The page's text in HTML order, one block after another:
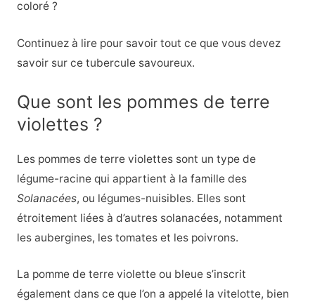
coloré ?
Continuez à lire pour savoir tout ce que vous devez
savoir sur ce tubercule savoureux.
Que sont les pommes de terre
violettes ?
Les pommes de terre violettes sont un type de
légume-racine qui appartient à la famille des
Solanacées, ou légumes-nuisibles. Elles sont
étroitement liées à d’autres solanacées, notamment
les aubergines, les tomates et les poivrons.
La pomme de terre violette ou bleue s’inscrit
également dans ce que l’on a appelé la vitelotte, bien